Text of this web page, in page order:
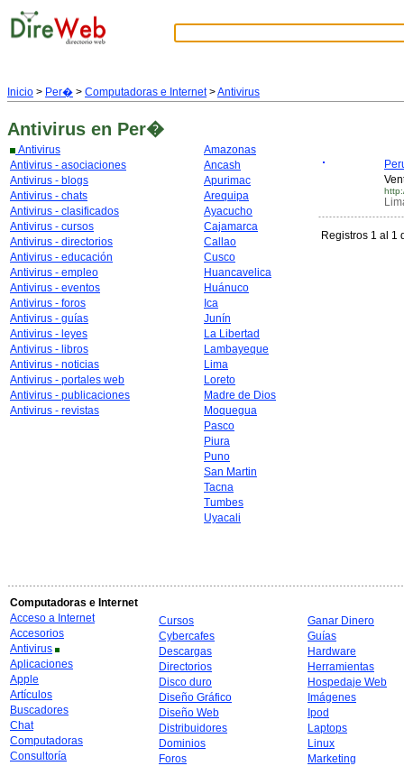
Inicio > Per� > Computadoras e Internet>Antivirus
Antivirus en Per�
Antivirus
Antivirus - asociaciones
Antivirus - blogs
Antivirus - chats
Antivirus - clasificados
Antivirus - cursos
Antivirus - directorios
Antivirus - educación
Antivirus - empleo
Antivirus - eventos
Antivirus - foros
Antivirus - guías
Antivirus - leyes
Antivirus - libros
Antivirus - noticias
Antivirus - portales web
Antivirus - publicaciones
Antivirus - revistas
Amazonas
Ancash
Apurimac
Arequipa
Ayacucho
Cajamarca
Callao
Cusco
Huancavelica
Huánuco
Ica
Junín
La Libertad
Lambayeque
Lima
Loreto
Madre de Dios
Moquegua
Pasco
Piura
Puno
San Martin
Tacna
Tumbes
Uyacali
Registros 1 al 1
Computadoras e Internet
Acceso a Internet
Accesorios
Antivirus
Aplicaciones
Apple
Artículos
Buscadores
Chat
Computadoras
Consultoría
Cursos
Cybercafes
Descargas
Directorios
Disco duro
Diseño Gráfico
Diseño Web
Distribuidores
Dominios
Foros
Ganar Dinero
Guías
Hardware
Herramientas
Hospedaje Web
Imágenes
Ipod
Laptops
Linux
Marketing